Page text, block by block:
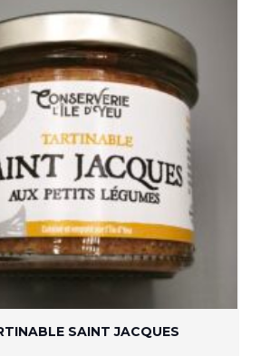
SAINT JACQUES